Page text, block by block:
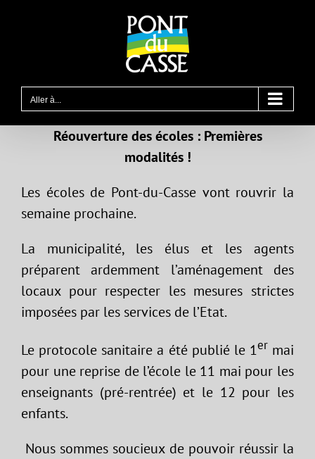
Aller à...
Réouverture des écoles : Premières
modalités !
Les écoles de Pont-du-Casse vont rouvrir la
semaine prochaine.
La municipalité, les élus et les agents
préparent ardemment l’aménagement des
locaux pour respecter les mesures strictes
imposées par les services de l’Etat.
Le protocole sanitaire a été publié le 1ermai
pour une reprise de l’école le 11 mai pour les
enseignants (pré-rentrée) et le 12 pour les
enfants.
Nous sommes soucieux de pouvoir réussir la